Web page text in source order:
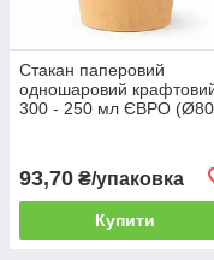
Стакан паперовий
одношаровий
300 - 250 мл ЄВРО (Ø80
93,70 ₴/упаковка
Купити